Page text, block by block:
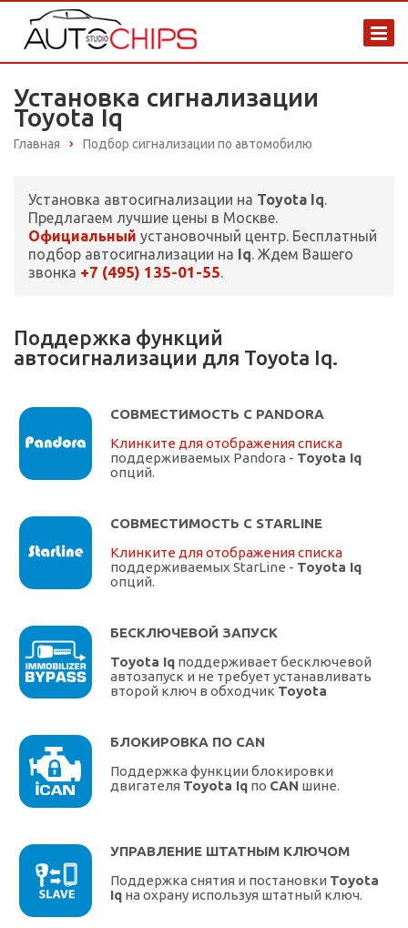
Установка сигнализации
Toyota Iq
Главная Подбор сигнализации по автомобилю
Установка автосигнализации на Toyota Iq.
Предлагаем лучшие цены в Москве.
Официальный установочный центр. Бесплатный
подбор автосигнализации на
Iq. Ждем Вашего
звонка +7 (495) 135-01-55.
Поддержка функций
автосигнализации для Toyota Iq.
СОВМЕСТИМОСТЬ С PANDORA
Клинките для отображения списка
поддерживаемых Pandora - Toyota Iq
опций.
СОВМЕСТИМОСТЬ С STARLINE
Клинките для отображения списка
поддерживаемых StarLine - Toyota Iq
опций.
БЕСКЛЮЧЕВОЙ ЗАПУСК
Toyota Iq поддерживает бесключевой
автозапуск и не требует устанавливать
второй ключ в обходчик Toyota
БЛОКИРОВКА ПО CAN
Поддержка функции блокировки
двигателя Toyota Iq по CAN шине.
УПРАВЛЕНИЕ ШТАТНЫМ КЛЮЧОМ
Поддержка снятия и постановки Toyota
Iq на охрану используя штатный ключ.